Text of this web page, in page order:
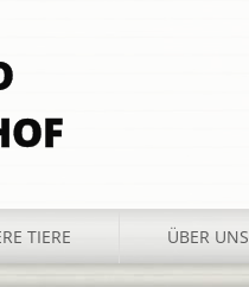
TIERE ÜBER UNS